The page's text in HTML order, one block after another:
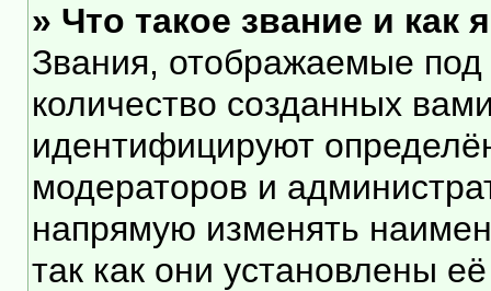
» Что такое звание и как
Звания, отображаемые
количество созданных
идентифицируют
модераторов и
напрямую изменять
так как они установлены